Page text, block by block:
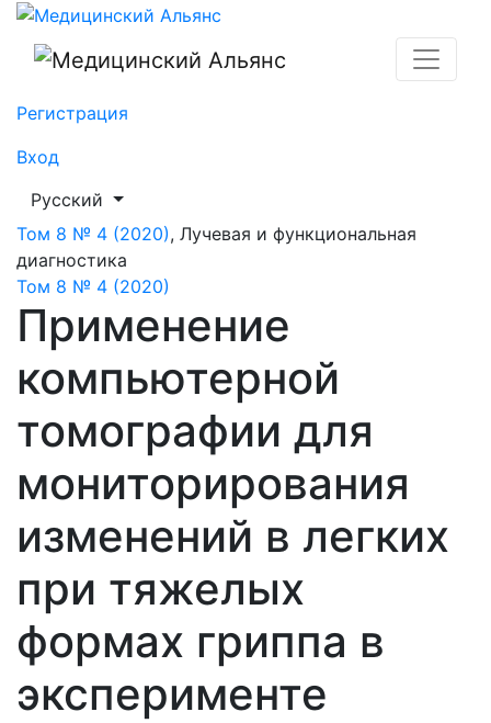
Применение компьютерной томографии для
Регистрация
Вход
##plugins.themes.healthSciences.language.toggle##
Русский
Том 8 № 4 (2020), Лучевая и функциональная
диагностика
Том 8 № 4 (2020)
Применение
компьютерной
томографии для
мониторирования
изменений в легких
при тяжелых
формах гриппа в
эксперименте